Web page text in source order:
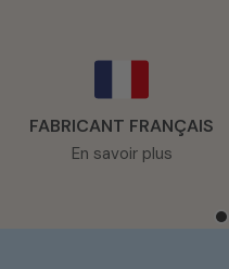
FABRICANT FRANÇAIS
En savoir plus